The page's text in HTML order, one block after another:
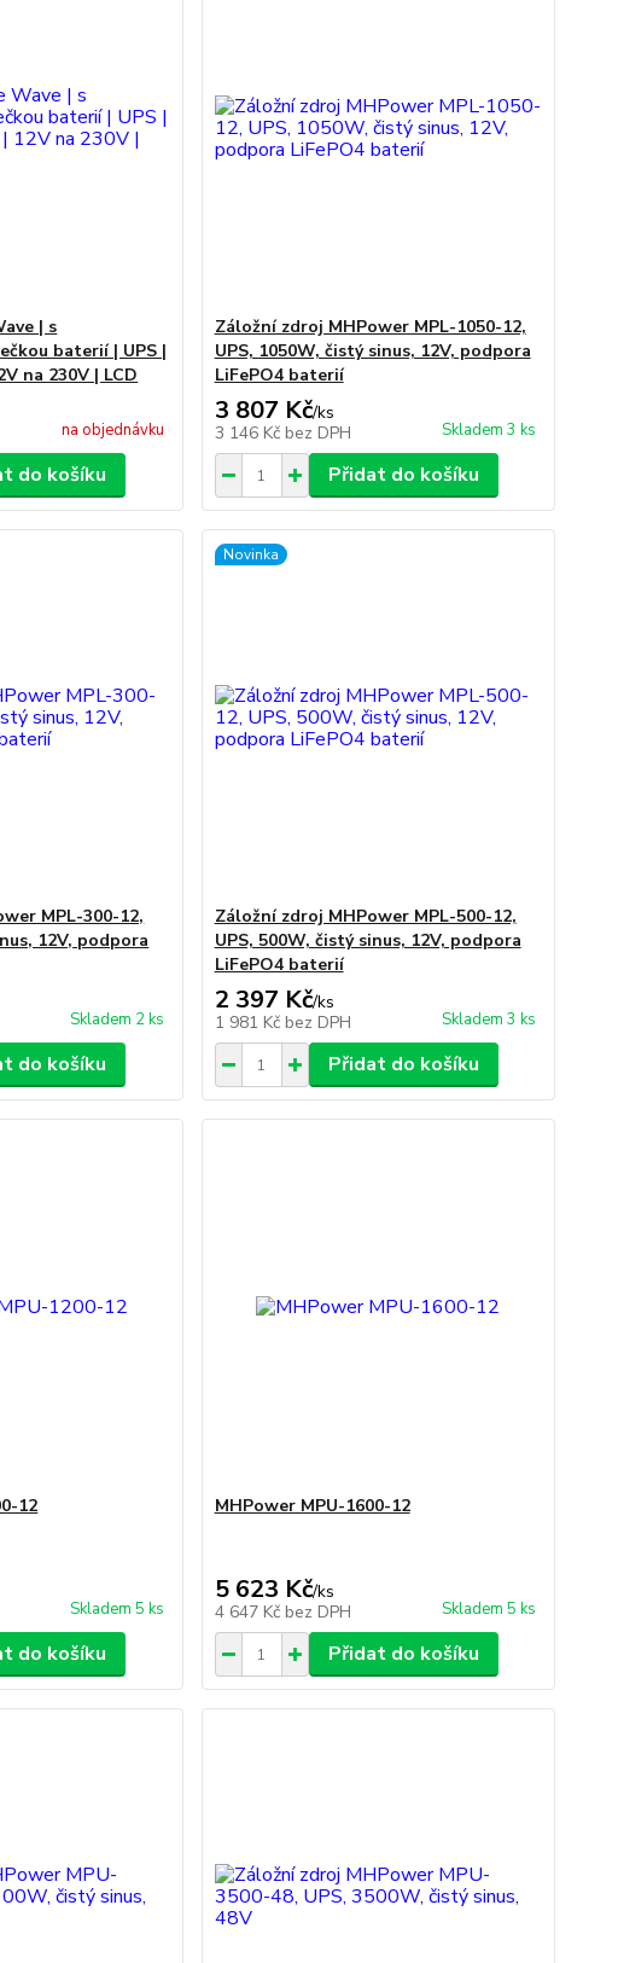
| s
baterií | UPS |
na 230V | LCD
na objednávku
do košíku
Záložní zdroj MHPower MPL-1050-12,
UPS, 1050W, čistý sinus, 12V, podpora
LiFePO4 baterií
3 807 Kč/ks
3 146 Kč bez DPH Skladem 3 ks
Přidat do košíku
MPL-300-12,
12V, podpora
Skladem 2 ks
do košíku
Novinka
Záložní zdroj MHPower MPL-500-12,
UPS, 500W, čistý sinus, 12V, podpora
LiFePO4 baterií
2 397 Kč/ks
1 981 Kč bez DPH Skladem 3 ks
Přidat do košíku
12
Skladem 5 ks
do košíku
MHPower MPU-1600-12
5 623 Kč/ks
4 647 Kč bez DPH Skladem 5 ks
Přidat do košíku